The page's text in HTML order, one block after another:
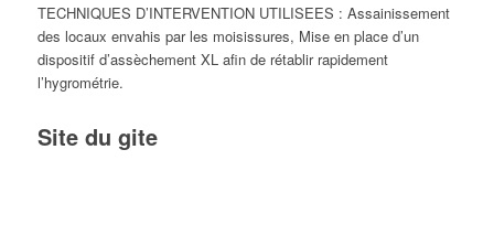
TECHNIQUES D’INTERVENTION UTILISEES : Assainissement
des locaux envahis par les moisissures, Mise en place d’un
dispositif d’assèchement XL afin de rétablir rapidement
l’hygrométrie.
Site du gite